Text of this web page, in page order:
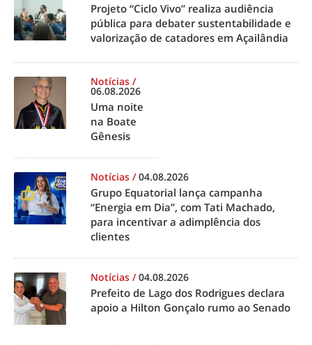
Projeto “Ciclo Vivo” realiza audiência
pública para debater sustentabilidade e
valorização de catadores em Açailândia
Notícias /
06.08.2026
Uma noite
na Boate
Gênesis
Notícias /04.08.2026
Grupo Equatorial lança campanha
“Energia em Dia”, com Tati Machado,
para incentivar a adimplência dos
clientes
Notícias /04.08.2026
Prefeito de Lago dos Rodrigues declara
apoio a Hilton Gonçalo rumo ao Senado